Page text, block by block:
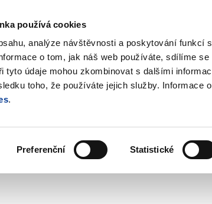
používá cookies
analýze návštěvnosti a poskytování
o tom, jak náš web používáte, sdílíme
tyto údaje mohou zkombinovat s dalšími
toho, že používáte jejich služby. Informace
.
Preferenční Statistické
Vyhledat
submenu
politika
submenu
rámce - Statistické informace Statistické informace